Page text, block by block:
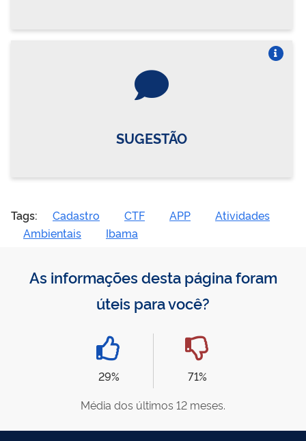
SUGESTÃO
Tags: Cadastro CTF APP
Atividades
Ambientais
Ibama
As informações desta página foram
úteis para você?
29%
71%
Média dos últimos 12 meses.